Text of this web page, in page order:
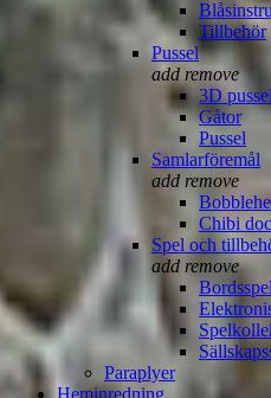
Tillbehör
Pussel
add remove
3D pussel
Gåtor
Pussel
Samlarföremål
add remove
Chibi
Spel och
add remove
Bordsspel
Paraplyer
Heminredning